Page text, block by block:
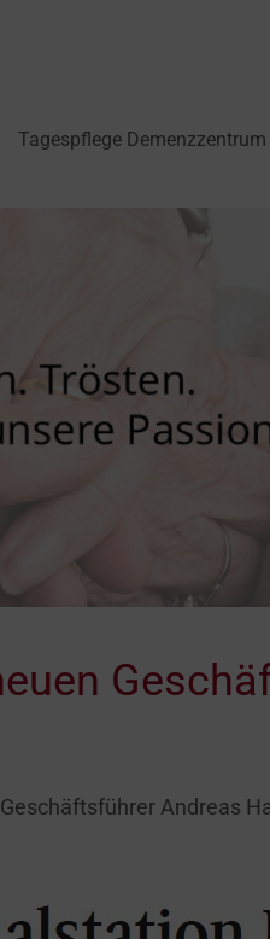
Tagespflege Demenzzentrum
Andreas